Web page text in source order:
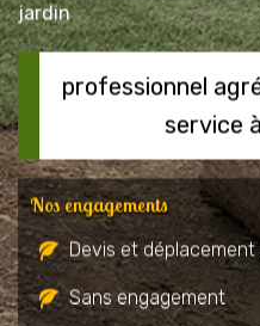
jardin
professionnel
service
Nos engagements
Devis et
Sans engagement